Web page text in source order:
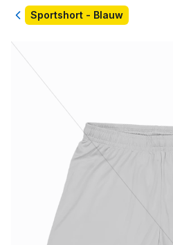
TerugSportshort - Blauw